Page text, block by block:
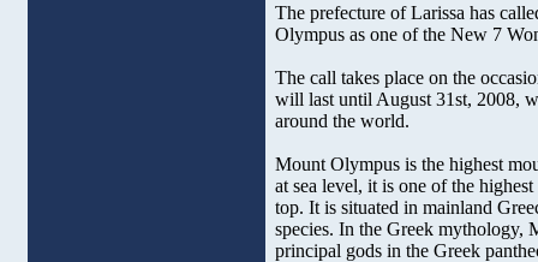
The prefecture of Larissa has
Olympus as one of the New 7
The call takes place on the
will last until August 31st, 2008,
around the world.
Mount Olympus is the highest
at sea level, it is one of the
top. It is situated in mainland
species. In the Greek mythology,
principal gods in the Greek